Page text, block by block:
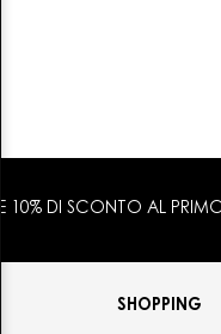
E 10% DI SCONTO AL
SHOPPING